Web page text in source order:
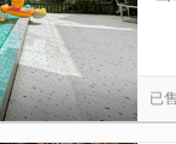
已